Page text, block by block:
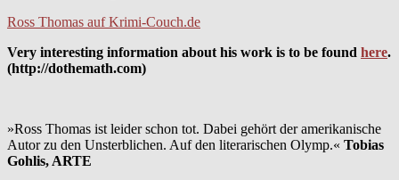
Ross Thomas auf Krimi-Couch.de
Very interesting information about his work is to be found here.
(http://dothemath.com)
»Ross Thomas ist leider schon tot. Dabei gehört der amerikanische
Autor zu den Unsterblichen. Auf den literarischen Olymp.« Tobias
Gohlis, ARTE